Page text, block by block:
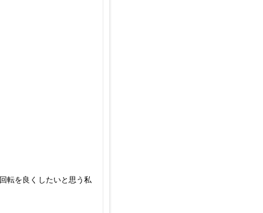
転を良くしたいと思う私